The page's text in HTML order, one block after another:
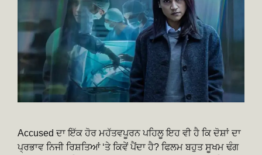
Accused ਦਾ ਇੱਕ ਹੋਰ ਮਹੱਤਵਪੂਰਨ ਪਹਿਲੂ ਇਹ ਵੀ ਹੈ ਕਿ ਦੋਸ਼ਾਂ ਦਾ
ਪ੍ਰਭਾਵ ਨਿਜੀ ਰਿਸ਼ਤਿਆਂ ‘ਤੇ ਕਿਵੇਂ ਪੈਂਦਾ ਹੈ? ਫਿਲਮ ਬਹੁਤ ਸੂਖਮ ਢੰਗ